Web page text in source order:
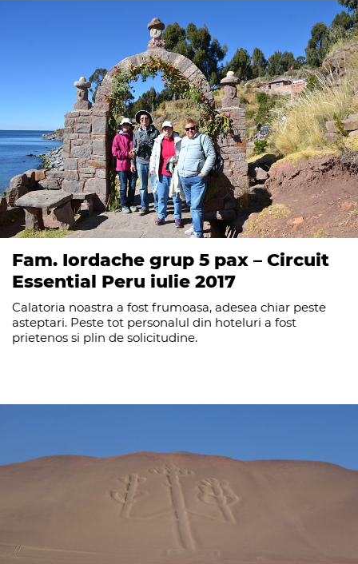
Fam. Iordache grup 5 pax – Circuit
Essential Peru iulie 2017
Calatoria noastra a fost frumoasa, adesea chiar peste
asteptari. Peste tot personalul din hoteluri a fost
prietenos si plin de solicitudine.